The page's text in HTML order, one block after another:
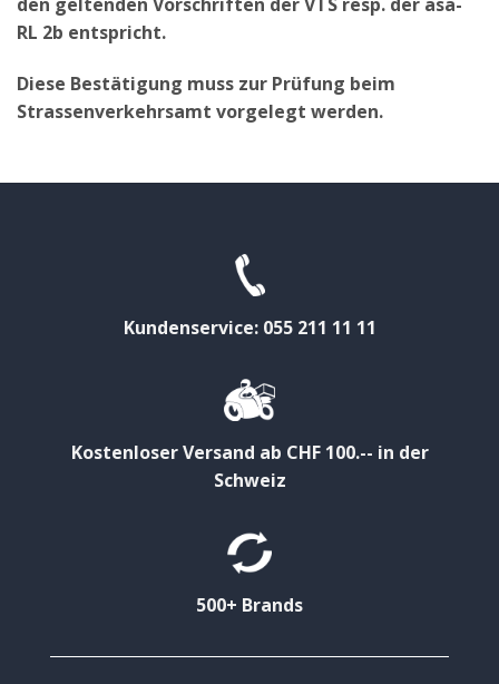
RL 2b entspricht.
Diese Bestätigung muss zur Prüfung beim
Strassenverkehrsamt vorgelegt werden.
Kundenservice: 055 211 11 11
Kostenloser Versand ab CHF 100.-- in der
Schweiz
500+ Brands